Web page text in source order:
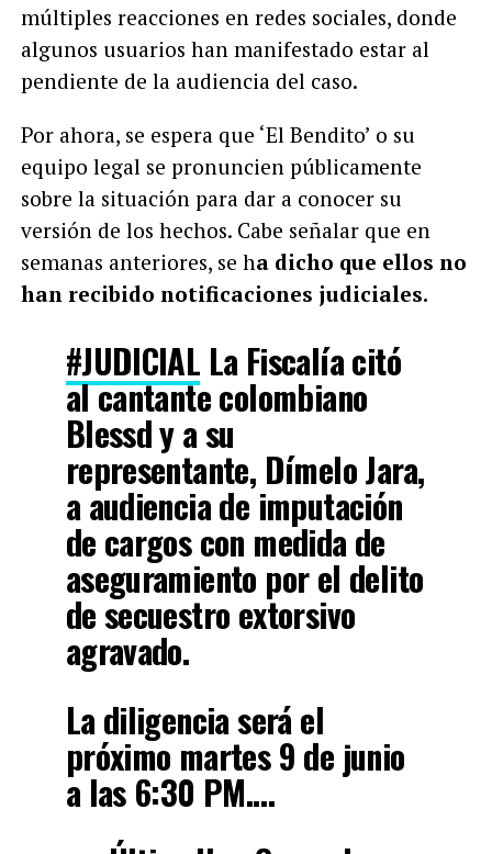
múltiples reacciones en redes sociales, donde
algunos usuarios han manifestado estar al
pendiente de la audiencia del caso.
Por ahora, se espera que ‘El Bendito’ o su
equipo legal se pronuncien públicamente
sobre la situación para dar a conocer su
versión de los hechos. Cabe señalar que en
semanas anteriores, se ha dicho que ellos no
han recibido notificaciones judiciales.
#JUDICIAL La Fiscalía citó
al cantante colombiano
Blessd y a su
representante, Dímelo Jara,
a audiencia de imputación
de cargos con medida de
aseguramiento por el delito
de secuestro extorsivo
agravado.
La diligencia será el
próximo martes 9 de junio
a las 6:30 PM.…